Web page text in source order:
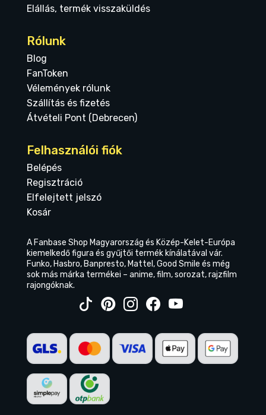
Elállás, termék visszaküldés
Rólunk
Blog
FanToken
Vélemények rólunk
Szállítás és fizetés
Átvételi Pont (Debrecen)
Felhasználói fiók
Belépés
Regisztráció
Elfelejtett jelszó
Kosár
A Fanbase Shop Magyarország és Közép-Kelet-Európa
kiemelkedő figura és gyűjtői termék kínálatával vár.
Funko, Hasbro, Banpresto, Mattel, Good Smile és még
sok más márka termékei – anime, film, sorozat, rajzfilm
rajongóknak.